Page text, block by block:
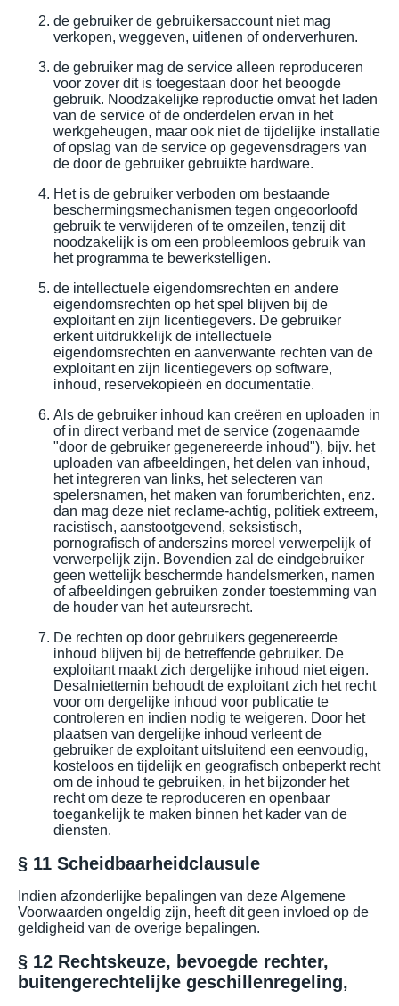
de gebruiker de gebruikersaccount niet mag
verkopen, weggeven, uitlenen of onderverhuren.
de gebruiker mag de service alleen reproduceren
voor zover dit is toegestaan door het beoogde
gebruik. Noodzakelijke reproductie omvat het laden
van de service of de onderdelen ervan in het
werkgeheugen, maar ook niet de tijdelijke installatie
of opslag van de service op gegevensdragers van
de door de gebruiker gebruikte hardware.
Het is de gebruiker verboden om bestaande
beschermingsmechanismen tegen ongeoorloofd
gebruik te verwijderen of te omzeilen, tenzij dit
noodzakelijk is om een probleemloos gebruik van
het programma te bewerkstelligen.
de intellectuele eigendomsrechten en andere
eigendomsrechten op het spel blijven bij de
exploitant en zijn licentiegevers. De gebruiker
erkent uitdrukkelijk de intellectuele
eigendomsrechten en aanverwante rechten van de
exploitant en zijn licentiegevers op software,
inhoud, reservekopieën en documentatie.
Als de gebruiker inhoud kan creëren en uploaden in
of in direct verband met de service (zogenaamde
"door de gebruiker gegenereerde inhoud"), bijv. het
uploaden van afbeeldingen, het delen van inhoud,
het integreren van links, het selecteren van
spelersnamen, het maken van forumberichten, enz.
dan mag deze niet reclame-achtig, politiek extreem,
racistisch, aanstootgevend, seksistisch,
pornografisch of anderszins moreel verwerpelijk of
verwerpelijk zijn. Bovendien zal de eindgebruiker
geen wettelijk beschermde handelsmerken, namen
of afbeeldingen gebruiken zonder toestemming van
de houder van het auteursrecht.
De rechten op door gebruikers gegenereerde
inhoud blijven bij de betreffende gebruiker. De
exploitant maakt zich dergelijke inhoud niet eigen.
Desalniettemin behoudt de exploitant zich het recht
voor om dergelijke inhoud voor publicatie te
controleren en indien nodig te weigeren. Door het
plaatsen van dergelijke inhoud verleent de
gebruiker de exploitant uitsluitend een eenvoudig,
kosteloos en tijdelijk en geografisch onbeperkt recht
om de inhoud te gebruiken, in het bijzonder het
recht om deze te reproduceren en openbaar
toegankelijk te maken binnen het kader van de
diensten.
§ 11 Scheidbaarheidclausule
Indien afzonderlijke bepalingen van deze Algemene
Voorwaarden ongeldig zijn, heeft dit geen invloed op de
geldigheid van de overige bepalingen.
§ 12 Rechtskeuze, bevoegde rechter,
buitengerechtelijke geschillenregeling,